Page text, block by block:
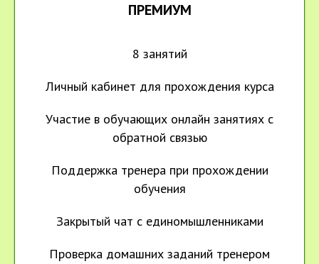
ПРЕМИУМ
8 занятий
Личный кабинет для прохождения курса
Участие в обучающих онлайн занятиях с
обратной связью
Поддержка тренера при прохождении
обучения
Закрытый чат с единомышленниками
Проверка домашних заданий тренером